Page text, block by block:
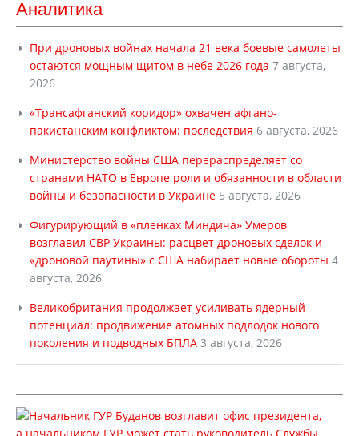
Аналитика
При дроновых войнах начала 21 века боевые самолеты
остаются мощным щитом в небе 2026 года 7 августа,
2026
«Трансафганский коридор» охвачен афгано-
пакистанским конфликтом: последствия 6 августа, 2026
Министерство войны США перераспределяет со
странами НАТО в Европе роли и обязанности в области
войны и безопасности в Украине 5 августа, 2026
Фигурирующий в «пленках Миндича» Умеров
возглавил СВР Украины: расцвет дроновых сделок и
«дроновой паутины» с США набирает новые обороты 4
августа, 2026
Великобритания продолжает усиливать ядерный
потенциал: продвижение атомных подлодок нового
поколения и подводных БПЛА 3 августа, 2026